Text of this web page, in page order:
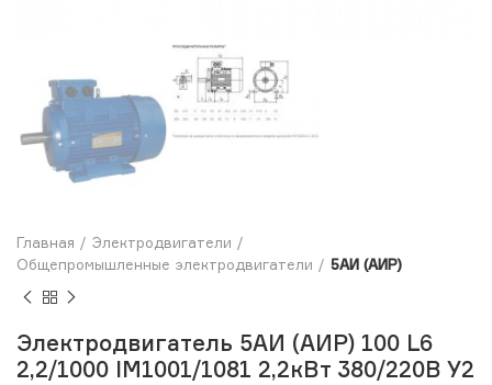
Главная
Электродвигатели
Общепромышленные электродвигатели
5АИ (АИР)
Электродвигатель 5АИ (АИР) 100 L6
2,2/1000 IM1001/1081 2,2кВт 380/220В У2